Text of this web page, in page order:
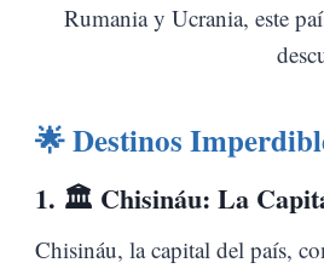
Rumania y Ucrania, este
🌟 Destinos
1. 🏛️ Chisináu: La
Chisináu, la capital del país,